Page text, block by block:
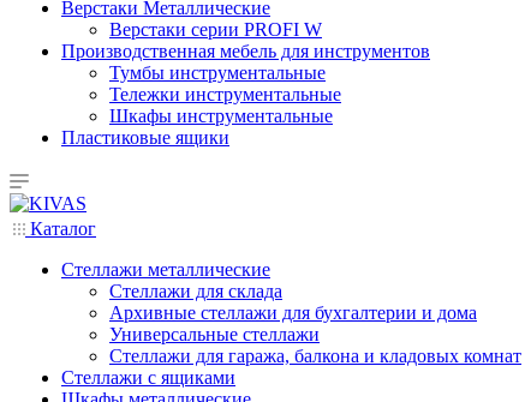
Верстаки Металлические
Верстаки серии PROFI W
Производственная мебель для инструментов
Тумбы инструментальные
Тележки инструментальные
Шкафы инструментальные
Пластиковые ящики
Каталог
Стеллажи металлические
Стеллажи для склада
Архивные стеллажи для бухгалтерии и дома
Универсальные стеллажи
Стеллажи для гаража, балкона и кладовых комнат
Стеллажи с ящиками